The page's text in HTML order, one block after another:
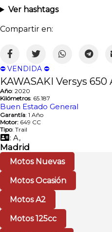
Ver hashtags
Compartir en:
⛔️ VENDIDA ⛔️
KAWASAKI Versys 650
Año: 2020
Kilómetros: 65.187
Buen Estado General
Garantía: 1 Año
Motor: 649 CC
Tipo: Trail
: A,
Madrid
Motos Nuevas
Motos Ocasión
Motos A2
Motos 125cc